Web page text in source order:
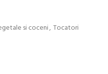
si coceni, Tocatori